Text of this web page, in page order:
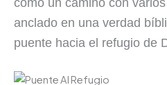
como un camino con
anclado en una verdad
puente hacia el refugio de